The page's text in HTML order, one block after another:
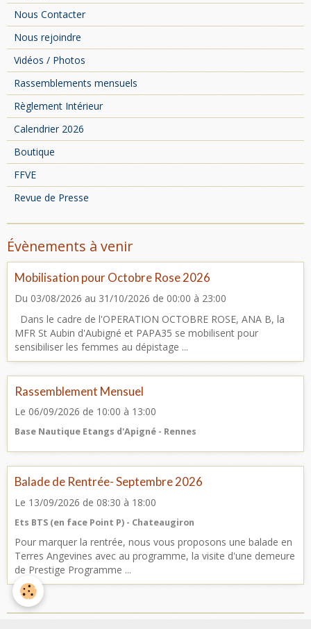
Nous Contacter
Nous rejoindre
Vidéos / Photos
Rassemblements mensuels
Règlement Intérieur
Calendrier 2026
Boutique
FFVE
Revue de Presse
Évènements à venir
Mobilisation pour Octobre Rose 2026
Du 03/08/2026 au 31/10/2026 de 00:00 à 23:00
Dans le cadre de l'OPERATION OCTOBRE ROSE, ANA B, la
MFR St Aubin d'Aubigné et PAPA35 se mobilisent pour
sensibiliser les femmes au dépistage ...
Rassemblement Mensuel
Le 06/09/2026 de 10:00 à 13:00
Base Nautique Etangs d'Apigné - Rennes
Balade de Rentrée- Septembre 2026
Le 13/09/2026 de 08:30 à 18:00
Ets BTS (en face Point P) - Chateaugiron
Pour marquer la rentrée, nous vous proposons une balade en
Terres Angevines avec au programme, la visite d'une demeure
de Prestige Programme ...